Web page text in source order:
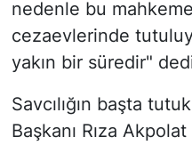
nedenle bu
cezaevlerinde
yakın bir süredir"
Savcılığın başta
Başkanı Rıza